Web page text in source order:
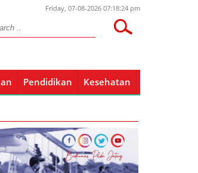
Friday, 07-08-2026 07:18:24 pm
PLUMPANG KABUPATEN TUBAN.
Pendidikan Kesehatan